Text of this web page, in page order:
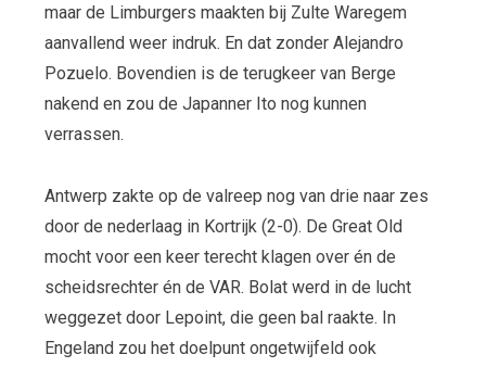
maar de Limburgers maakten bij Zulte Waregem
aanvallend weer indruk. En dat zonder Alejandro
Pozuelo. Bovendien is de terugkeer van Berge
nakend en zou de Japanner Ito nog kunnen
verrassen.
Antwerp zakte op de valreep nog van drie naar zes
door de nederlaag in Kortrijk (2-0). De Great Old
mocht voor een keer terecht klagen over én de
scheidsrechter én de VAR. Bolat werd in de lucht
weggezet door Lepoint, die geen bal raakte. In
Engeland zou het doelpunt ongetwijfeld ook